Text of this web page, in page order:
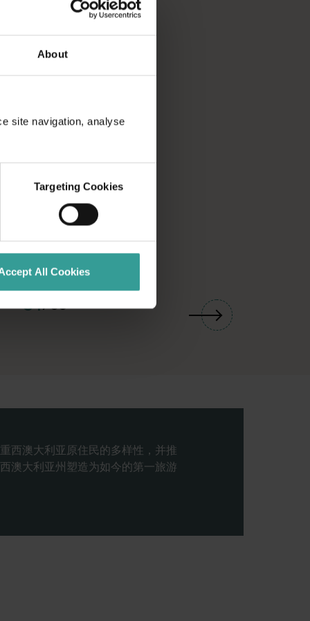
About
site navigation, analyse
Targeting Cookies
All Cookies
01/03
西澳大利亚原住民的多样性，并推
澳大利亚州塑造为如今的第一旅游